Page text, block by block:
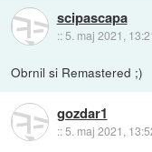
scipascapa
:: 5. maj 2021,
Obrnil si Remastered ;)
gozdar1
::5. maj 2021,